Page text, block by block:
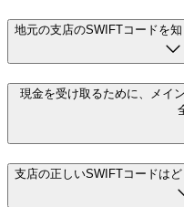
地元の支店のSWIFTコードを
現金を受け取るために、メイ
支店の正しいSWIFTコードは